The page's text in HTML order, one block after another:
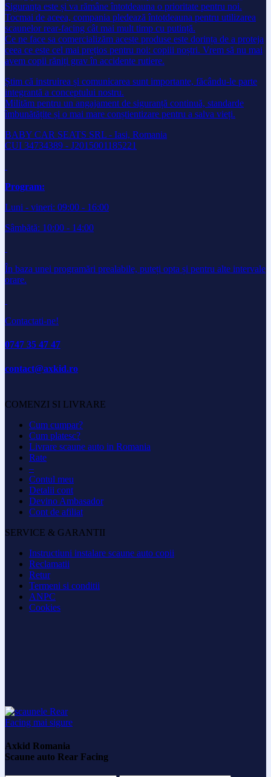
Siguranța este și va rămâne întotdeauna o prioritate pentru noi.
Tocmai de aceea, compania pledează întotdeauna pentru utilizarea
scaunelor rear-facing cât mai mult timp cu putință.
Ce ne face sa comercializăm aceste produse este dorința de a proteja
ceea ce este cel mai prețios pentru noi: copiii noștri. Vrem să nu mai
avem copii răniți grav în accidente rutiere.
Știm că instruirea și comunicarea sunt importante, făcându-le parte
integrantă a conceptului nostru.
Milităm pentru un angajament de siguranță continuă, standarde
îmbunătățite și o mai mare conștientizare pentru a salva vieți.
BABY CAR SEATS SRL - Iasi, Romania
CUI 34734389 - J2015001185221
Program:
Luni - vineri: 09:00 - 16:00
Sâmbătă: 10:00 - 14:00
În baza unei programări prealabile, puteți opta și pentru alte intervale
orare.
Contactati-ne!
0747 35 47 47
contact@axkid.ro
COMENZI SI LIVRARE
Cum cumpar?
Cum platesc?
Livrare scaune auto in Romania
Rate
–
Contul meu
Detalii cont
Devino Ambasador
Cont de afiliat
SERVICE & GARANTII
Instructiuni instalare scaune auto copii
Reclamatii
Retur
Termeni si conditii
ANPC
Cookies
Axkid Romania
Scaune auto Rear Facing